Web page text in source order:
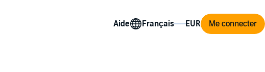
Aide Me connecter